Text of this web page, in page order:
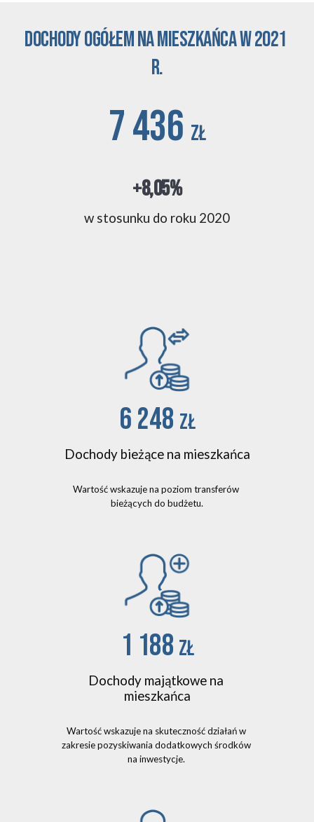
Dochody ogółem na mieszkańca w 2021
r.
7 436 zł
+8,05%
w stosunku do roku 2020
6 248 zł
Dochody bieżące na mieszkańca
Wartość wskazuje na poziom transferów
bieżących do budżetu.
1 188 zł
Dochody majątkowe na
mieszkańca
Wartość wskazuje na skuteczność działań w
zakresie pozyskiwania dodatkowych środków
na inwestycje.